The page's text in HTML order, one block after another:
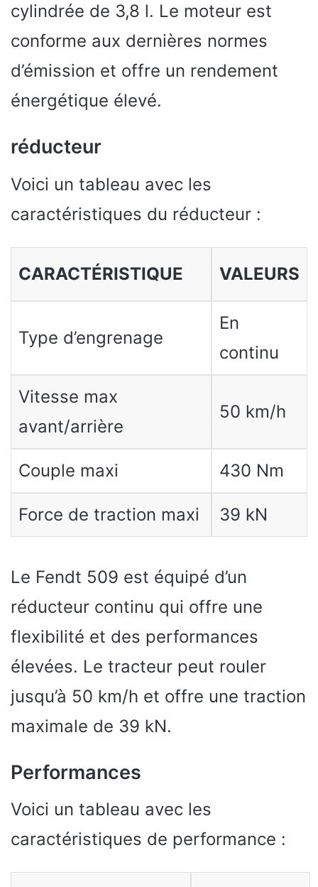
cylindrée de 3,8 l. Le moteur est
conforme aux dernières normes
d’émission et offre un rendement
énergétique élevé.
réducteur
Voici un tableau avec les
caractéristiques du réducteur :
CARACTÉRISTIQUE VALEURS
Type d’engrenage
En
continu
Vitesse max
avant/arrière
50 km/h
Couple maxi 430 Nm
Force de traction maxi 39 kN
Le Fendt 509 est équipé d’un
réducteur continu qui offre une
flexibilité et des performances
élevées. Le tracteur peut rouler
jusqu’à 50 km/h et offre une traction
maximale de 39 kN.
Performances
Voici un tableau avec les
caractéristiques de performance :